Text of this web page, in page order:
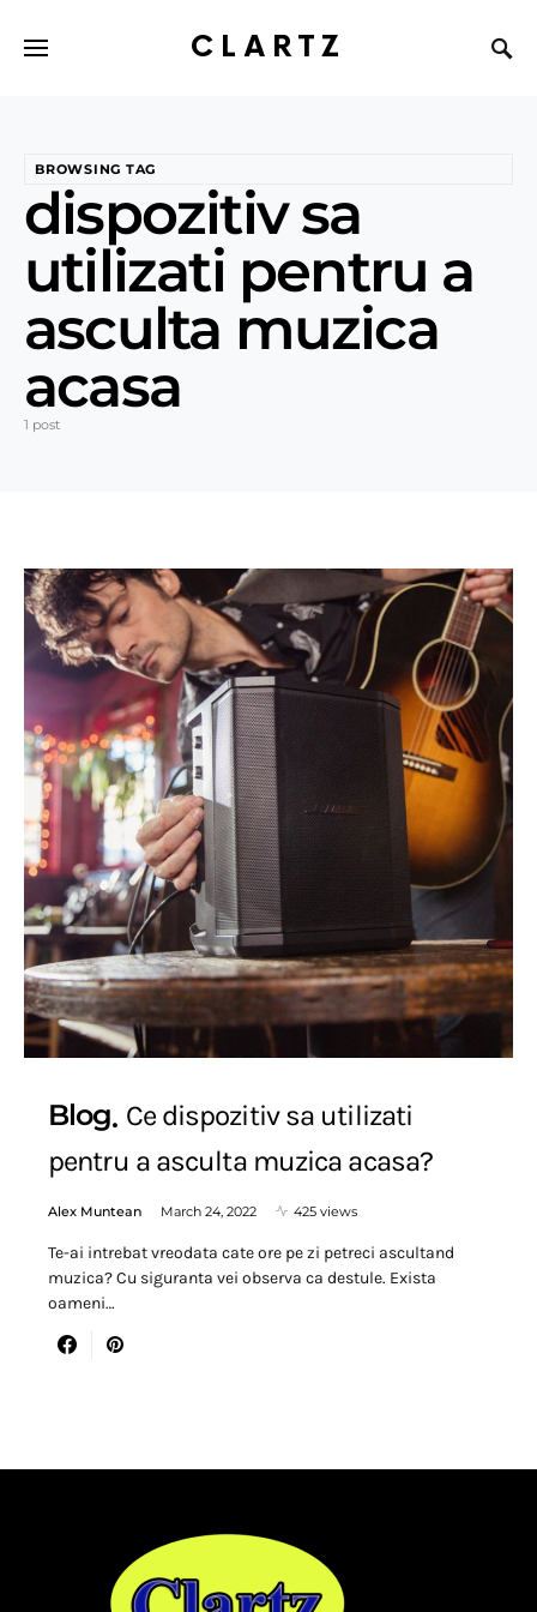
CLARTZ
BROWSING TAG
dispozitiv sa
utilizati pentru a
asculta muzica
acasa
1 post
Blog Ce dispozitiv sa utilizati
pentru a asculta muzica acasa?
Alex Muntean March 24, 2022 425 views
Te-ai intrebat vreodata cate ore pe zi petreci ascultand
muzica? Cu siguranta vei observa ca destule. Exista
oameni…